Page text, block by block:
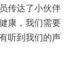
传达了小伙伴
康，我们需要
听到我们的声